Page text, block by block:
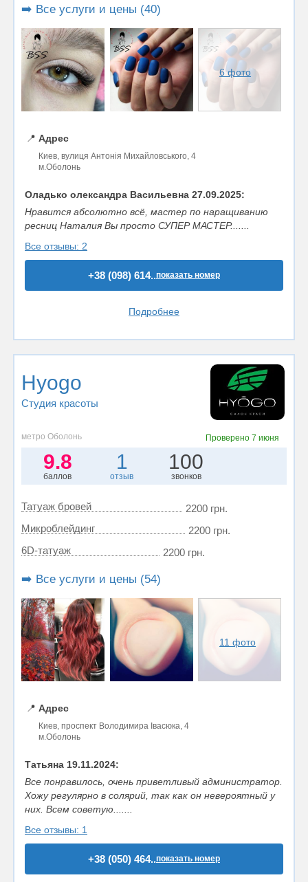
➡️ Все услуги и цены (40)
6 фото
📍 Адрес
Киев, вулиця Антонія Михайловського, 4
м.Оболонь
Оладько олександра Васильевна 27.09.2025:
Нравится абсолютно всё, мастер по наращиванию
ресниц Наталия Вы просто СУПЕР МАСТЕР.......
Все отзывы: 2
+38 (098) 614..показать номер
Подробнее
Hyogo
Студия красоты
метро Оболонь Проверено7 июня
9.8
баллов
1
отзыв
100
звонков
Татуаж бровей
2200 грн.
Микроблейдинг
2200 грн.
6D-татуаж
2200 грн.
➡️ Все услуги и цены (54)
11 фото
📍 Адрес
Киев, проспект Володимира Івасюка, 4
м.Оболонь
Татьяна 19.11.2024:
Все понравилось, очень приветливый администратор.
Хожу регулярно в солярий, так как он невероятный у
них. Всем советую.......
Все отзывы: 1
+38 (050) 464..показать номер